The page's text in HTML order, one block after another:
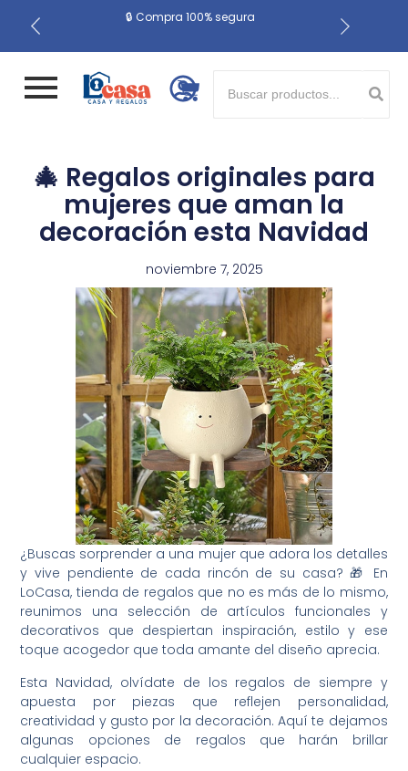
🚚 Envío gratis a Lima
🔒 Compra 100% segura
📍 Recojo en almacén el
Button 1
🎄 Regalos originales para
mujeres que aman la
decoración esta Navidad
noviembre 7, 2025
¿Buscas sorprender a una mujer que adora los detalles
y vive pendiente de cada rincón de su casa? 🎁 En
LoCasa, tienda de regalos que no es más de lo mismo,
reunimos una selección de artículos funcionales y
decorativos que despiertan inspiración, estilo y ese
toque acogedor que toda amante del diseño aprecia.
Esta Navidad, olvídate de los regalos de siempre y
apuesta por piezas que reflejen personalidad,
creatividad y gusto por la decoración. Aquí te dejamos
algunas opciones de regalos que harán brillar
cualquier espacio.